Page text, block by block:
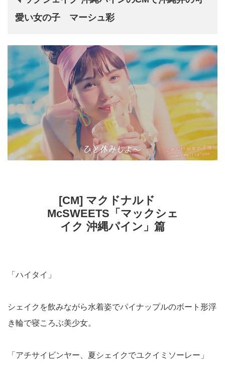
愛い女の子 マーシュ彩
[CM] マクドナルド
McSWEETS「マックシェ
イク 沖縄パイン」篇
「ハイタイ」
シェイクを飲みながら水着姿でパイナップルのボート形浮
き輪で寝ころぶ美少女。
「アチサイビンヤー、夏シェイクでユクイミソーレー」